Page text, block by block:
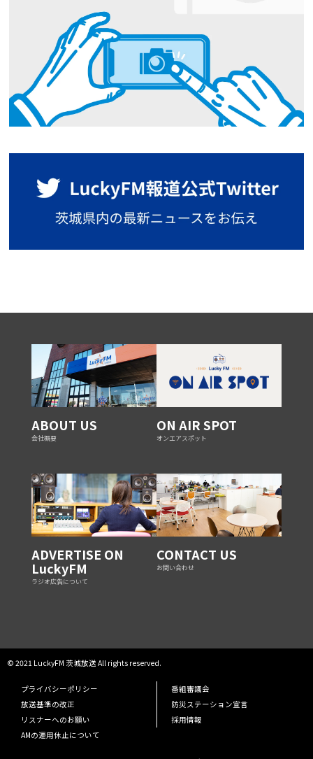
ABOUT US
会社概要
ON AIR SPOT
オンエアスポット
ADVERTISE ON
LuckyFM
ラジオ広告について
CONTACT US
お問い合わせ
© 2021 LuckyFM 茨城放送 All rights reserved.
プライバシーポリシー
番組審議会
放送基準の改正
防災ステーション宣言
リスナーへのお願い
採用情報
AMの運用休止について